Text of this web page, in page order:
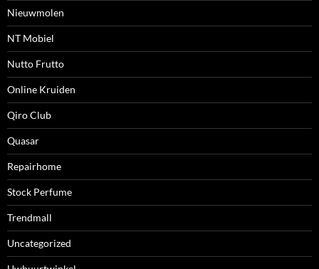
Nieuwmolen
NT Mobiel
Nutto Frutto
Online Kruiden
Qiro Club
Quasar
Repairhome
Stock Perfume
Trendmall
Uncategorized